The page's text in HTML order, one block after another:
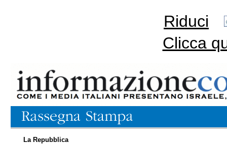
Riduci
Clicca
La Repubblica